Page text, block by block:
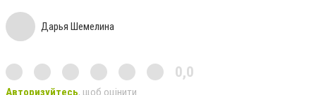
Дарья Шемелина
0,0
Авторизуйтесь, щоб оцінити